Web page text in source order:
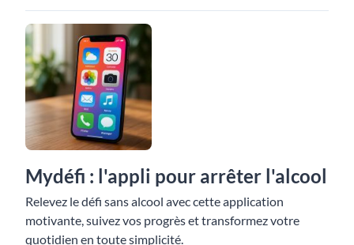
Mydéfi : l'appli pour arrêter l'alcool
Relevez le défi sans alcool avec cette application
motivante, suivez vos progrès et transformez votre
quotidien en toute simplicité.